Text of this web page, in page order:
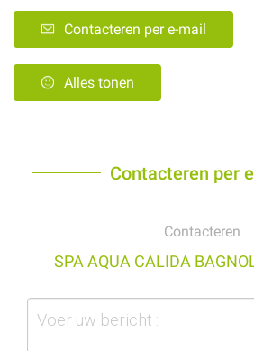
Contacteren per e-mail
Alles tonen
Contacteren per
Contacteren
SPA AQUA CALIDA